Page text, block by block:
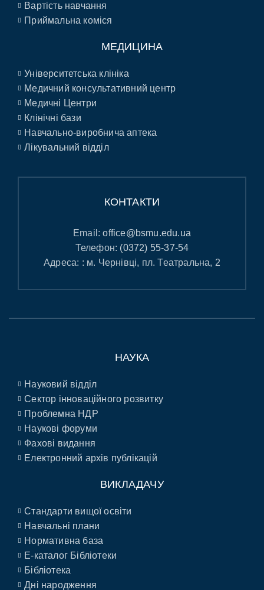
Вартість навчання
Приймальна коміся
МЕДИЦИНА
Університетська клініка
Медичний консультативний центр
Медичні Центри
Клінічні бази
Навчально-виробнича аптека
Лікувальний відділ
КОНТАКТИ
Email:office@bsmu.edu.ua
Телефон: (0372) 55-37-54
Адреса: : м. Чернівці, пл. Театральна, 2
НАУКА
Науковий відділ
Сектор інноваційного розвитку
Проблемна НДР
Наукові форуми
Фахові видання
Електронний архів публікацій
ВИКЛАДАЧУ
Стандарти вищої освіти
Навчальні плани
Нормативна база
E-каталог Бібліотеки
Бібліотека
Дні народження